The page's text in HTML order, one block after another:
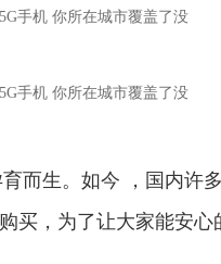
而生。如今 ，国内许
买，为了让大家能安